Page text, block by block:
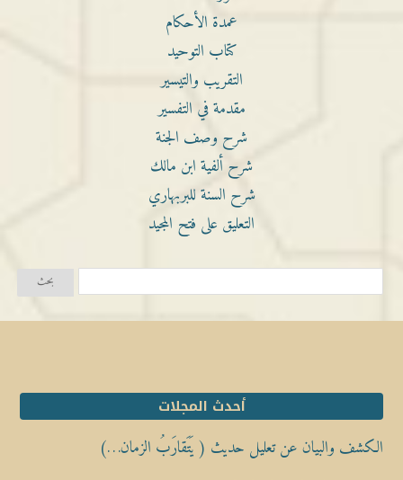
عمدة الأحكام
كتاب التوحيد
التقريب والتيسير
مقدمة في التفسير
شرح وصف الجنة
شرح ألفية ابن مالك
شرح السنة للبربهاري
التعليق على فتح المجيد
أحدث المجلات
الكشف والبيان عن تعليل حديث ( يَتَقارَبُ الزمان…)